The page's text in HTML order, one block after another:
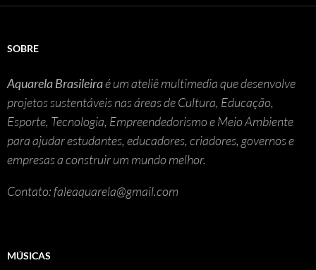
SOBRE
Aquarela Brasileiraé um ateliê multimedia que desenvolve
projetos sustentáveis nas áreas de Cultura, Educação,
Esporte, Tecnologia, Empreendedorismo e Meio Ambiente
para ajudar estudantes, educadores, criadores, governos e
empresas a construir um mundo melhor.
Contato: faleaquarela@gmail.com
MÚSICAS